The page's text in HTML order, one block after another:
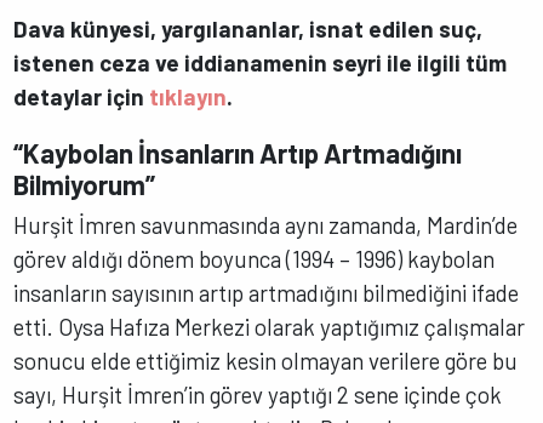
Dava künyesi, yargılananlar, isnat edilen suç,
istenen ceza ve iddianamenin seyri ile ilgili tüm
detaylar için tıklayın.
“Kaybolan İnsanların Artıp Artmadığını
Bilmiyorum”
Hurşit İmren savunmasında aynı zamanda, Mardin’de
görev aldığı dönem boyunca (1994 – 1996) kaybolan
insanların sayısının artıp artmadığını bilmediğini ifade
etti. Oysa Hafıza Merkezi olarak yaptığımız çalışmalar
sonucu elde ettiğimiz kesin olmayan verilere göre bu
sayı, Hurşit İmren’in görev yaptığı 2 sene içinde çok